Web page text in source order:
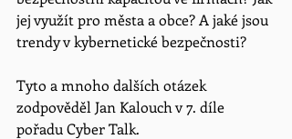
jej využít pro města a obce? A jaké jsou
trendy v kybernetické bezpečnosti?
Tyto a mnoho dalších otázek
zodpověděl Jan Kalouch v 7. díle
pořadu Cyber Talk.